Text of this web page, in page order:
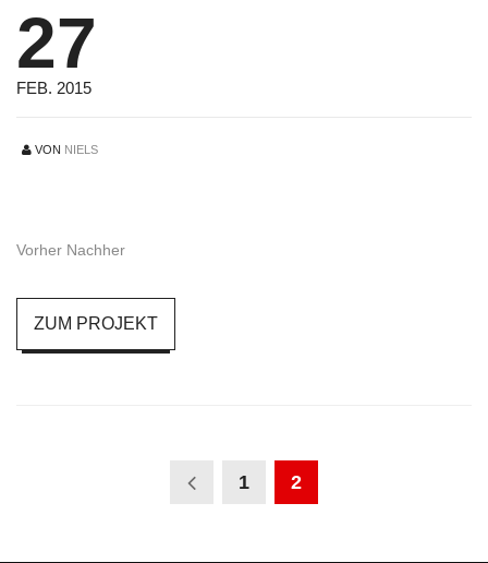
27
FEB. 2015
VON NIELS
Vorher Nachher
ZUM PROJEKT
1 2